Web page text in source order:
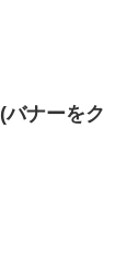
(バナーをク